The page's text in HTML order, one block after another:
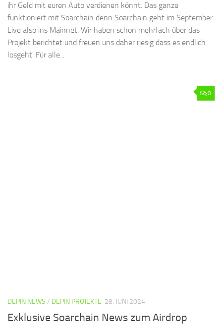
ihr Geld mit euren Auto verdienen könnt. Das ganze
funktioniert mit Soarchain denn Soarchain geht im September
Live also ins Mainnet. Wir haben schon mehrfach über das
Projekt berichtet und freuen uns daher riesig dass es endlich
losgeht. Für alle...
0
DEPIN NEWS / DEPIN PROJEKTE 28. JUNI 2024
Exklusive Soarchain News zum Airdrop